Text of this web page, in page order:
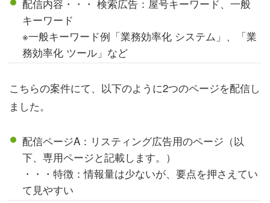
配信内容・・・ 検索広告：屋号キーワード、一般
キーワード
※一般キーワード例「業務効率化 システム」、「業
務効率化 ツール」など
こちらの案件にて、以下のように2つのページを配信し
ました。
配信ページA：リスティング広告用のページ（以
下、専用ページと記載します。）
・・・特徴：情報量は少ないが、要点を押さえてい
て見やすい